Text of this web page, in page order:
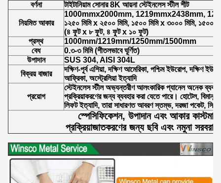
বর্ণনা টাইটানিয়াম সোনার 8K আয়না স্টেইনলেস স্টীল শীট
নিয়মিত আকার
1000mmx2000mm, 1219mmx2438mm,
১২৫০ মিমি x ২৫০০ মিমি, ১৫০০ মিমি x ৩০০০ মিমি, ১৫০০
(৪ ফুট x ৮ ফুট, ৪ ফুট x ১০ ফুট)
প্রস্থ
1000mm/1219mm/1250mm/1500mm
বেধ
0.৩-৩ মিমি (শীতলভাবে ঘূর্ণিত)
উপাদান
SUS 304, AISI 304L
বিক্রয় বাজার
দক্ষিণ-পূর্ব এশিয়া, দক্ষিণ আমেরিকা, পশ্চিম ইউরোপ, দক্ষিণ
আফ্রিকা, অস্ট্রেলিয়া ইত্যাদি
প্রয়োগ
স্টেইনলেস স্টীল অভ্যন্তরীণ আলংকারিক প্যানেল অনেক
প্রক্রিয়াকরণের জন্য ব্যবহার করা যেতে পারে। হোটেল,
লিফট ইত্যাদি, তারা সাধারণত আবরণ স্তম্ভ, দরজা পকেট,
স্পেসিফিকেশন, উপাদান এবং আকার
প্রক্রিয়াজাতকরণের জন্য ছবি এবং নমুনা